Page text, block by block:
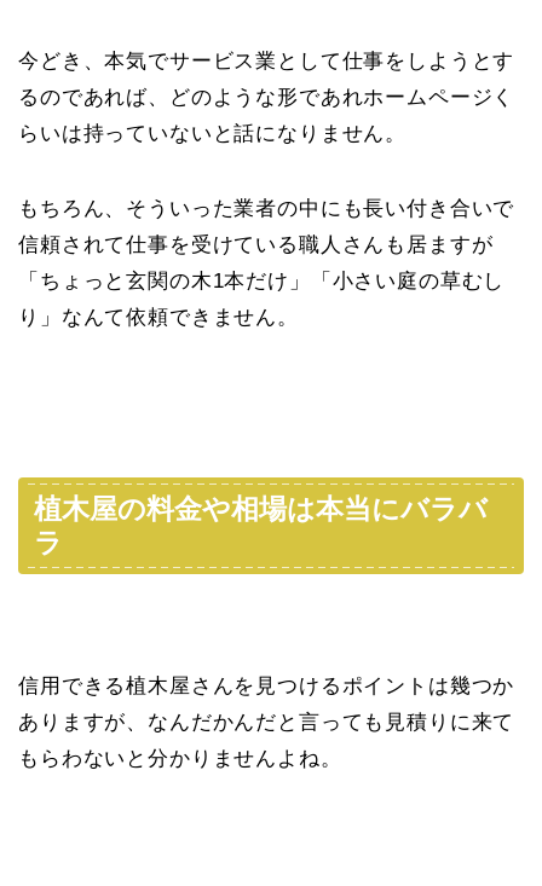
今どき、本気でサービス業として仕事をしようとす
るのであれば、どのような形であれホームページく
らいは持っていないと話になりません。
もちろん、そういった業者の中にも長い付き合いで
信頼されて仕事を受けている職人さんも居ますが
「ちょっと玄関の木1本だけ」「小さい庭の草むし
り」なんて依頼できません。
植木屋の料金や相場は本当にバラバ
ラ
信用できる植木屋さんを見つけるポイントは幾つか
ありますが、なんだかんだと言っても見積りに来て
もらわないと分かりませんよね。